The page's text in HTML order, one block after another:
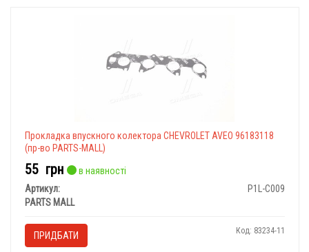
Прокладка впускного колектора CHEVROLET AVEO 96183118
(пр-во PARTS-MALL)
55 грн
в наявності
Артикул:
P1L-C009
PARTS MALL
ПРИДБАТИ Код: 83234-11